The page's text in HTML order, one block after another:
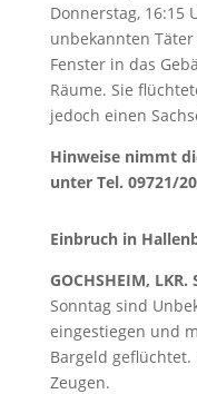
Donnerstag, 16:15
unbekannten
Fenster in das
Räume. Sie
jedoch einen
Hinweise nimmt
unter Tel. 09721/
Einbruch in
GOCHSHEIM, LKR.
Sonntag sind
eingestiegen und
Bargeld
Zeugen.